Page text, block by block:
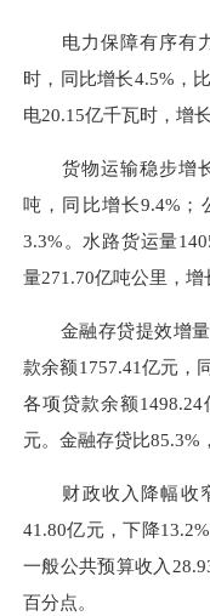
电力保障有序有力
时，同比增长4.5%，
电20.15亿千瓦时，增
货物运输稳步增长
吨，同比增长9.4%；
3.3%。水路货运量
量271.70亿吨公里，增
金融存贷提效增量
款余额1757.41亿元，
各项贷款余额
元。金融存贷比85.3%
财政收入降幅收窄
41.80亿元，下降
一般公共预算收入
百分点。